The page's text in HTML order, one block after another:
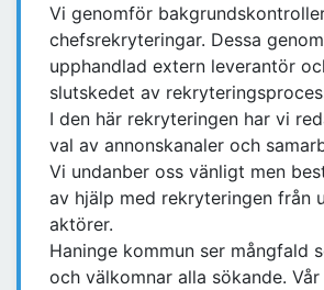
Vi genomför
chefsrekryteringar. Dessa
upphandlad extern leverantör
slutskedet av
I den här rekryteringen har vi
val av annonskanaler och
Vi undanber oss vänligt men
av hjälp med rekryteringen från
aktörer.
Haninge kommun ser mångfald
och välkomnar alla sökande. Vår